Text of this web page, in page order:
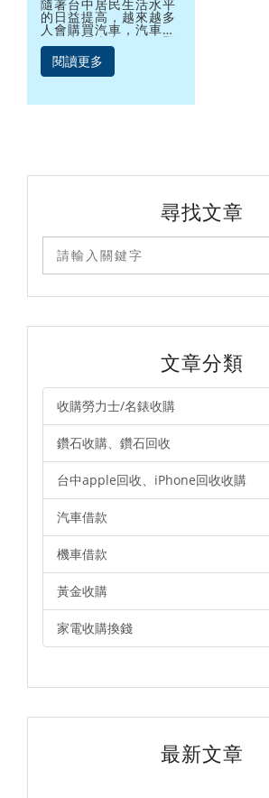
隨著台中居民生活水平
的日益提高，越來越多
人會購買汽車，汽車除
了在交通上方便外，緊
急時還能到合法台中當
鋪做汽車借款，籌措資
金使用，然而，如何找
鋪？台中汽車借款利息
閱讀更多
尋找文章
文章分類
收購勞力士/名錶收購
鑽石收購、鑽石回收
台中apple回收、iPhone回收收購
汽車借款
機車借款
黃金收購
家電收購換錢
最新文章